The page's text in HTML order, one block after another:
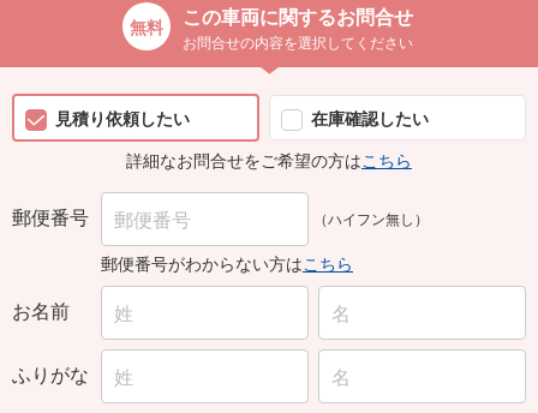
この車両に関するお問合せ
お問合せの内容を選択してください
見積り依頼したい
在庫確認したい
詳細なお問合せをご希望の方はこちら
郵便番号 （ハイフン無し）
郵便番号がわからない方はこちら
お名前
ふりがな